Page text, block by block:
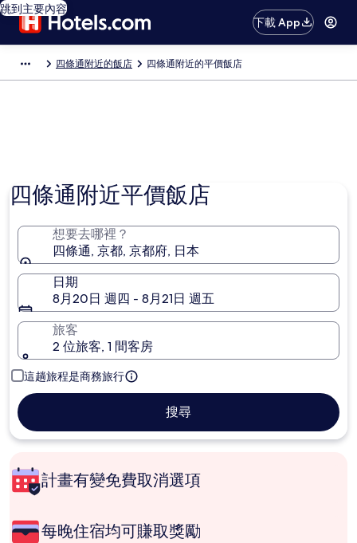
跳到主要內容
下載 App
四條通附近的飯店 四條通附近的平價飯店
四條通附近平價飯店
想要去哪裡？
四條通, 京都, 京都府, 日本
日期
8月20日 週四 - 8月21日 週五
旅客
2 位旅客, 1 間客房
這趟旅程是商務旅行
搜尋
計畫有變免費取消選項
每晚住宿均可賺取獎勵